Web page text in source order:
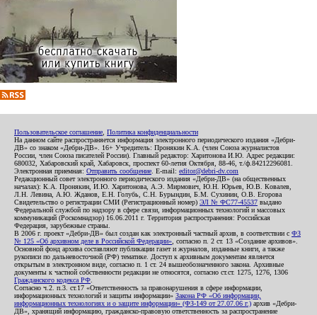
Пользовательское соглашение Политика конфиденциальности
На данном сайте распространяется информация электронного периодического издания «Дебри-
ДВ» со знаком «Дебри-ДВ». 16+ Учредитель: Пронякин К.А. (член Союза журналистов
России, член Союза писателей России). Главный редактор: Харитонова И.Ю. Адрес редакции:
680032, Хабаровский край, Хабаровск, проспект 60-летия Октября, 88-46, т./ф.84212296081.
Электронная приемная: Отправить сообщение . E-mail: editor@debri-dv.com
Редакционный совет электронного периодического издания «Дебри-ДВ» (на общественных
началах): К.А. Пронякин, И.Ю. Харитонова, А.Э. Мирмович, Ю.Н. Юрьев, Ю.В. Ковалев,
Л.Н. Левина, А.Ю. Жданов, Е.Н. Голубь, С.Н. Бурындин, Б.М. Сухинин, О.В. Егорова
Свидетельство о регистрации СМИ (Регистрационный номер) ЭЛ № ФС77-45537 выдано
Федеральной службой по надзору в сфере связи, информационных технологий и массовых
коммуникаций (Роскомнадзор) 16.06.2011 г. Территория распространения: Российская
Федерация, зарубежные страны.
В 2006 г. проект «Дебри-ДВ» был создан как электронный частный архив, в соответствии с ФЗ
№ 125 «Об архивном деле в Российской Федерации» , согласно п. 2 ст. 13 «Создание архивов».
Основной фонд архива составляют публикации газет и журналов, изданные книги, а также
рукописи по дальневосточной (РФ) тематике. Доступ к архивным документам является
открытым в электронном виде, согласно п. 1 ст. 24 вышеобозначенного закона. Архивные
документы к частной собственности редакции не относятся, согласно ст.ст. 1275, 1276, 1306
Гражданского кодекса РФ
Согласно ч.2. п.3. ст.17 «Ответственность за правонарушения в сфере информации,
информационных технологий и защиты информации» Закона РФ «Об информации,
информационных технологиях и о защите информации» (ФЗ-149 от 27.07.06 г.) архив «Дебри-
ДВ», хранящий информацию, гражданско-правовую ответственность за распространение